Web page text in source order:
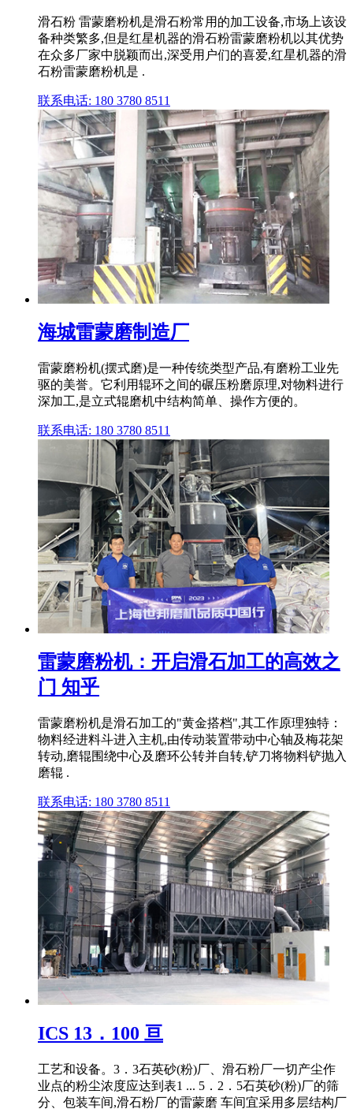
滑石粉 雷蒙磨粉机是滑石粉常用的加工设备,市场上该设
备种类繁多,但是红星机器的滑石粉雷蒙磨粉机以其优势
在众多厂家中脱颖而出,深受用户们的喜爱,红星机器的滑
石粉雷蒙磨粉机是 .
联系电话: 180 3780 8511
海城雷蒙磨制造厂
雷蒙磨粉机(摆式磨)是一种传统类型产品,有磨粉工业先
驱的美誉。它利用辊环之间的碾压粉磨原理,对物料进行
深加工,是立式辊磨机中结构简单、操作方便的。
联系电话: 180 3780 8511
雷蒙磨粉机：开启滑石加工的高效之
门 知乎
雷蒙磨粉机是滑石加工的"黄金搭档",其工作原理独特：
物料经进料斗进入主机,由传动装置带动中心轴及梅花架
转动,磨辊围绕中心及磨环公转并自转,铲刀将物料铲抛入
磨辊 .
联系电话: 180 3780 8511
ICS 13．100 亘
工艺和设备。3．3石英砂(粉)厂、滑石粉厂一切产尘作
业点的粉尘浓度应达到表1 ... 5．2．5石英砂(粉)厂的筛
分、包装车间,滑石粉厂的雷蒙磨 车间宜采用多层结构厂